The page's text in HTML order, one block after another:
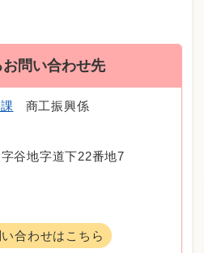
問い合わせ先
商工振興係
谷地字道下22番地7
合わせはこちら